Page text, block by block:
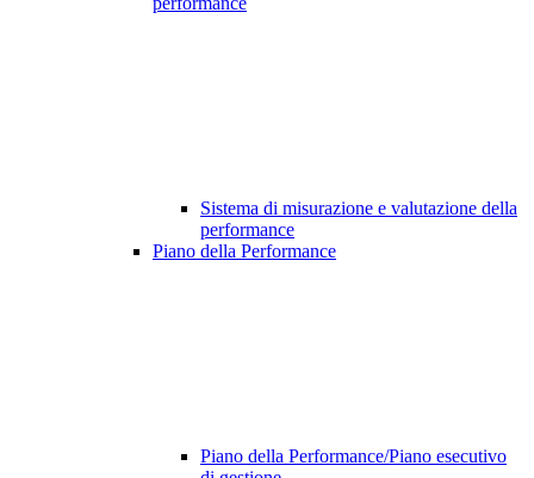
Sistema di misurazione e valutazione della
performance
Piano della Performance
Piano della Performance/Piano esecutivo